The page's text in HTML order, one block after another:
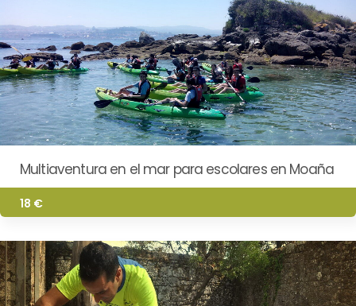
Multiaventura en el mar para escolares en Moaña
18 €